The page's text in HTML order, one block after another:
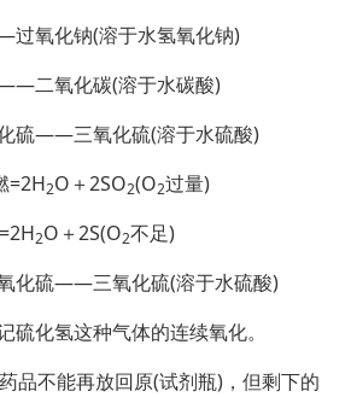
氧化钠(溶于水氢氧化钠)
二氧化碳(溶于水碳酸)
硫——三氧化硫(溶于水硫酸)
=2H2O＋2SO2(O2过量)
2O＋2S(O2不足)
化硫——三氧化硫(溶于水硫酸)
硫化氢这种气体的连续氧化。
品不能再放回原(试剂瓶)，但剩下的